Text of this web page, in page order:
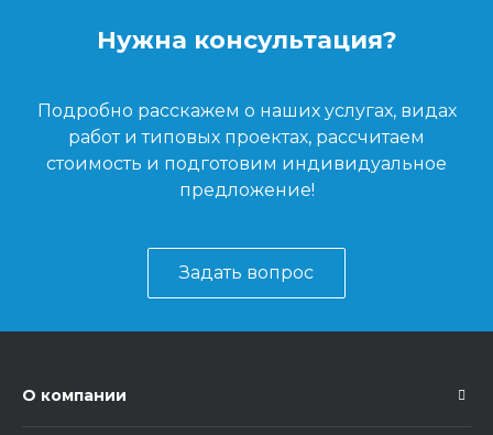
Нужна консультация?
Подробно расскажем о наших услугах, видах
работ и типовых проектах, рассчитаем
стоимость и подготовим индивидуальное
предложение!
Задать вопрос
О компании